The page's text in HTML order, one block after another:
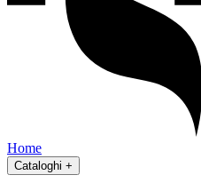
Home
Cataloghi +